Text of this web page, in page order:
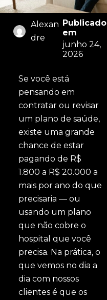
Alexan
dre
Publicado
em
junho 24,
2026
Se você está
pensando em
contratar ou revisar
um plano de saúde,
existe uma grande
chance de estar
pagando de R$
1.800 a R$ 20.000 a
mais por ano do que
precisaria — ou
usando um plano
que não cobre o
hospital que você
precisa. Na prática, o
que vemos no dia a
dia com nossos
clientes é que os